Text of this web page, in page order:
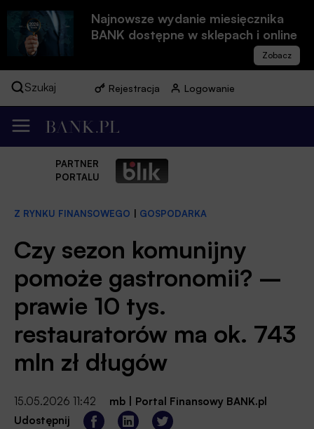
Najnowsze wydanie miesięcznika
BANK dostępne w sklepach i online
Szukaj Rejestracja Logowanie
PARTNER
PORTALU
Z RYNKU FINANSOWEGO GOSPODARKA
Czy sezon komunijny
pomoże gastronomii? –
prawie 10 tys.
restauratorów ma ok. 743
mln zł długów
15.05.2026 11:42 mb
Portal Finansowy BANK.pl
Udostępnij